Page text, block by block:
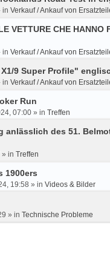
in Verkauf / Ankauf von
VETTURE CHE HANNO
in Verkauf / Ankauf von
9 Super Profile"
in Verkauf / Ankauf von
Run
07:00 » in Treffen
anlässlich des 51.
» in Treffen
1900ers
19:58 » in Videos & Bilder
» in Technische Probleme